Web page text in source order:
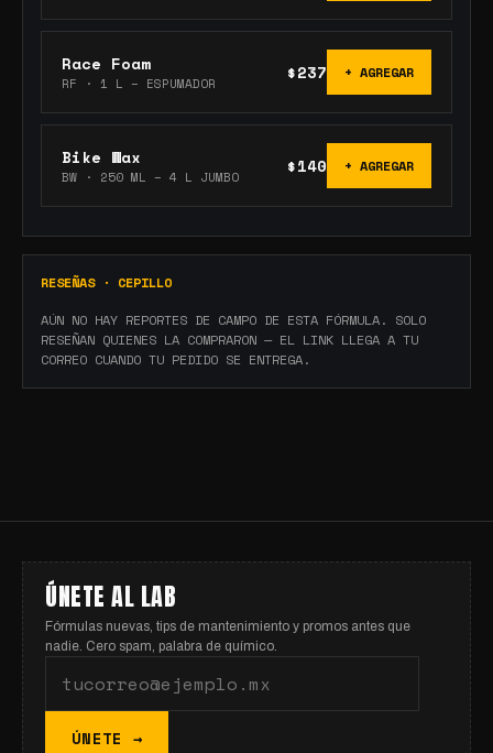
Race Foam
RF · 1 L – ESPUMADOR $237 + AGREGAR
Bike Wax
BW · 250 ML – 4 L JUMBO $140 + AGREGAR
RESEÑAS · CEPILLO
AÚN NO HAY REPORTES DE CAMPO DE ESTA FÓRMULA. SOLO
RESEÑAN QUIENES LA COMPRARON — EL LINK LLEGA A TU
CORREO CUANDO TU PEDIDO SE ENTREGA.
ÚNETE AL LAB
Fórmulas nuevas, tips de mantenimiento y promos antes que
nadie. Cero spam, palabra de químico.
ÚNETE →